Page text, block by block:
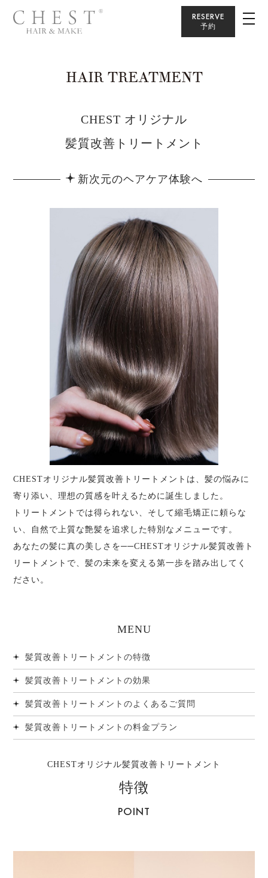
RESERVE
予約
HAIR TREATMENT
CHEST オリジナル
髪質改善トリートメント
新次元のヘアケア体験へ
CHESTオリジナル髪質改善トリートメントは、髪の悩みに
寄り添い、理想の質感を叶えるために誕生しました。
トリートメントでは得られない、そして縮毛矯正に頼らな
い、
自然で上質な艶髪を追求した特別なメニューです。
あなたの髪に真の美しさを──CHESTオリジナル髪質改善ト
リートメントで、髪の未来を変える第一歩を踏み出してく
ださい。
MENU
髪質改善トリートメントの特徴
髪質改善トリートメントの効果
髪質改善トリートメントのよくあるご質問
髪質改善トリートメントの料金プラン
CHESTオリジナル髪質改善トリートメント
特徴
POINT